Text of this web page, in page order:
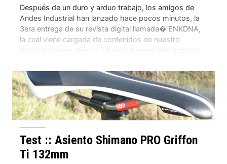
Después de un duro y arduo trabajo, los amigos de
Andes Industrial han lanzado hace pocos minutos, la
3era entrega de su revista digital llamada� ENKDNA,
la cual viene cargada de contenidos de nuestro
deporte por excelencia. En este numero destacamos
Almarza, el seguimiento a carreras de renombre […]
Test :: Asiento Shimano PRO Griffon
Ti 132mm